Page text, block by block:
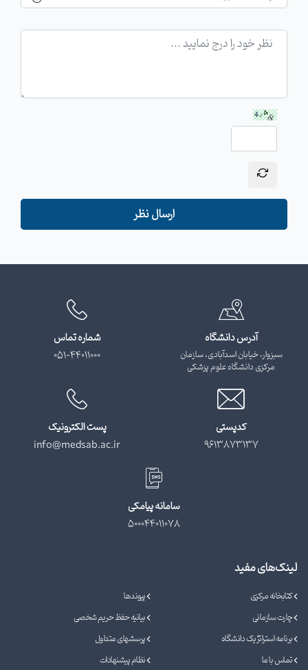
ارسال نظر
آدرس دانشگاه
سبزوار، خیابان اسدآبادی، سازمان
مرکزی دانشگاه علوم پزشکی
شماره تماس
051-44011000
کدپستی
9613873137
پست الکترونیک
info@medsab.ac.ir
سامانه پیامکی
500044011078
لینک‌های مفید
کتابخانه مرکزی
پیوندها
چارت سازمانی
بیانیه حفظ حریم شخصی
برنامه استراتژیک دانشگاه
پرسشهای متداول
تماس با ما
نظام پیشنهادات